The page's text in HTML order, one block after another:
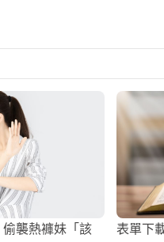
襲熱褲妹「該
表單下